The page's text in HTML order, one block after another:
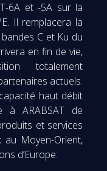
6A et -5A sur la
Il remplacera la
C et Ku du
en fin de vie,
totalement
actuels.
haut débit
à ARABSAT de
et services
au Moyen-Orient,
d’Europe.